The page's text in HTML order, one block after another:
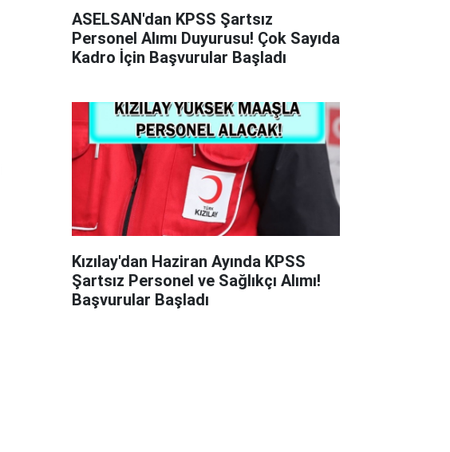
ASELSAN'dan KPSS Şartsız
Personel Alımı Duyurusu! Çok Sayıda
Kadro İçin Başvurular Başladı
Kızılay'dan Haziran Ayında KPSS
Şartsız Personel ve Sağlıkçı Alımı!
Başvurular Başladı